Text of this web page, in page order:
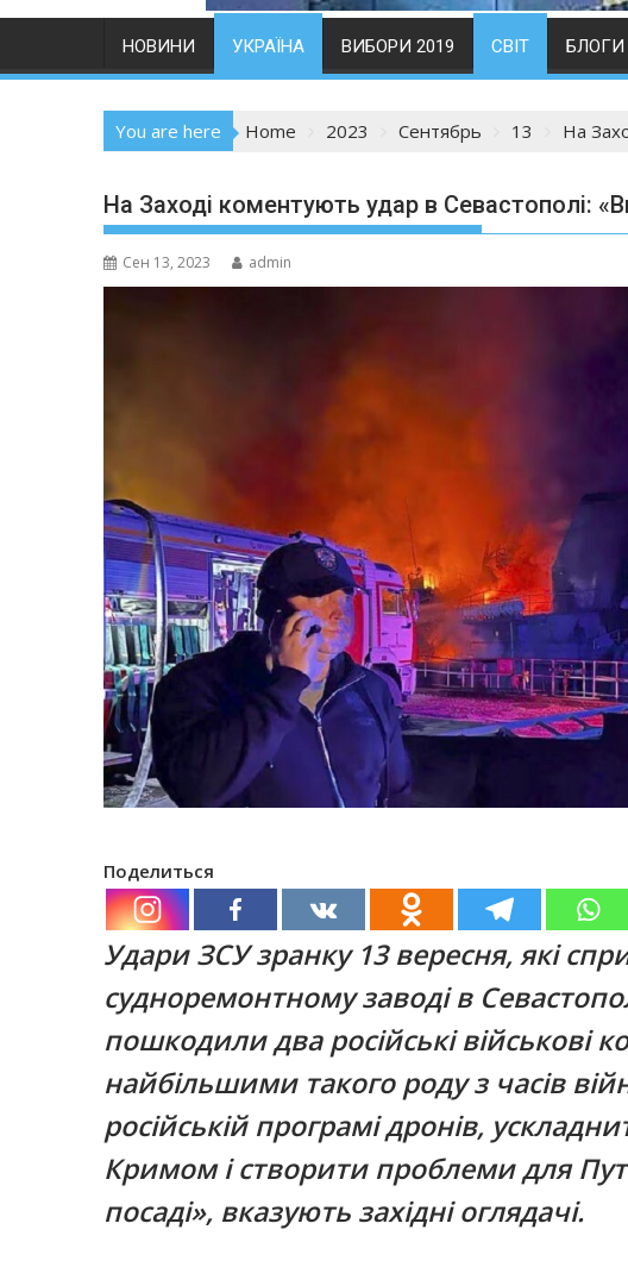
НОВИНИ УКРАЇНА ВИБОРИ 2019 СВІТ БЛОГИ
You are here Home 2023 Сентябрь 13 На
На Заході коментують удар в Севастополі:
Сен 13, 2023 admin
Поделиться
Удари ЗСУ зранку 13 вересня, які
судноремонтному заводі в
пошкодили два російські військові
найбільшими такого роду з часів
російській програмі дронів,
Кримом і створити проблеми для
посаді», вказують західні оглядачі.